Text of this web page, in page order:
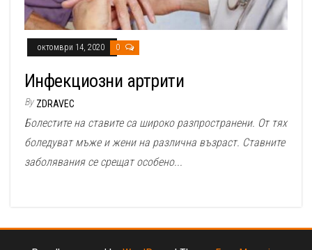
октомври 14, 2020 0
Инфекциозни артрити
By ZDRAVEC
Болестите на ставите са широко разпространени. От тях
боледуват мъже и жени на различна възраст. Ставните
заболявания се срещат особено...